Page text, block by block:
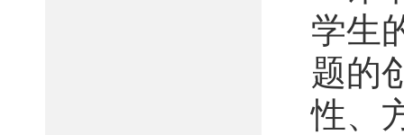
学生
题的
性、